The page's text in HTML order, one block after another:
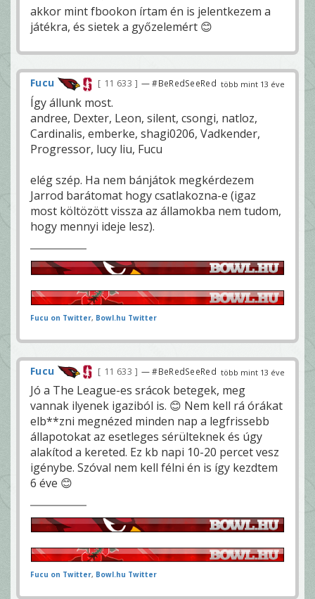
akkor mint fbookon írtam én is jelentkezem a
játékra, és sietek a győzelemért 😊
több mint 13 éve
Fucu 11 633 — #BeRedSeeRed
Így állunk most.
andree, Dexter, Leon, silent, csongi, natloz,
Cardinalis, emberke, shagi0206, Vadkender,
Progressor, lucy liu, Fucu
elég szép. Ha nem bánjátok megkérdezem
Jarrod barátomat hogy csatlakozna-e (igaz
most költözött vissza az államokba nem tudom,
hogy mennyi ideje lesz).
Fucu on Twitter, Bowl.hu Twitter
több mint 13 éve
Fucu 11 633 — #BeRedSeeRed
Jó a The League-es srácok betegek, meg
vannak ilyenek igaziból is. 😊 Nem kell rá órákat
elb**zni megnézed minden nap a legfrissebb
állapotokat az esetleges sérülteknek és úgy
alakítod a kereted. Ez kb napi 10-20 percet vesz
igénybe. Szóval nem kell félni én is így kezdtem
6 éve 😊
Fucu on Twitter, Bowl.hu Twitter